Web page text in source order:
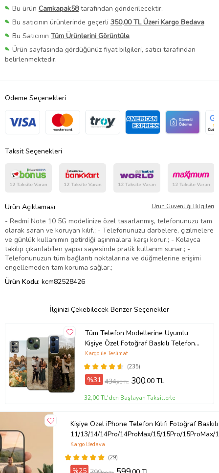
Bu ürün Camkapak58tarafından gönderilecektir.
Bu satıcının ürünlerinde geçerli 350,00 TL Üzeri Kargo Bedava
Bu Satıcının Tüm Ürünlerini Görüntüle
Ürün sayfasında gördüğünüz fiyat bilgileri, satıcı tarafından
belirlenmektedir.
Ödeme Seçenekleri
Taksit Seçenekleri
Ürün Açıklaması Ürün Güvenliği Bilgileri
- Redmi Note 10 5G modelinize özel tasarlanmış, telefonunuzu tam
olarak saran ve koruyan kılıf.; - Telefonunuzu darbelere, çizilmelere
ve günlük kullanımın getirdiği aşınmalara karşı korur.; - Kolayca
takılıp çıkarılabilen yapısı sayesinde pratik kullanım sunar.; -
Telefonunuzun tüm bağlantı noktalarına ve düğmelerine erişimi
engellemeden tam koruma sağlar.;
Ürün Kodu: kcm82528426
İlginizi Çekebilecek Benzer Seçenekler
Tüm Telefon Modellerine Uyumlu
Kişiye Özel Fotoğraf Baskılı Telefon
Kılıfı
(235)
Kargo ile Teslimat
%31 434,80 TL 300,00 TL
32,00 TL'den Başlayan Taksitlerle
Kişiye Özel iPhone Telefon Kılıfı Fotoğraf Baskılı
11/13/14/14Pro/14ProMax/15/15Pro/
(29)
Kargo Bedava
%25